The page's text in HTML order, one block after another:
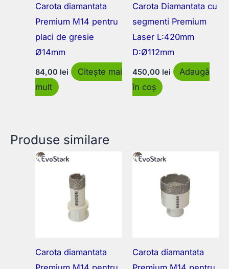
Carota diamantata
Premium M14 pentru
placi de gresie
Ø14mm
84,00 lei
Citește mai
mult
Carota Diamantata cu
segmenti Premium
Laser L:420mm
D:Ø112mm
450,00 lei
Adaugă
în coș
Produse similare
Carota diamantata
Carota diamantata